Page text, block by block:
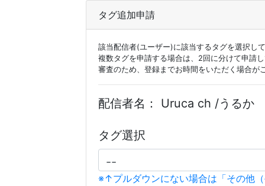
タグ追加申請
該当配信者(ユーザー)に該当するタグを選択し
複数タグを申請する場合は、2回に分けて申請
審査のため、登録までお時間をいただく場合が
配信者名： Uruca ch /うるか
タグ選択
※↑プルダウンにない場合は「その他